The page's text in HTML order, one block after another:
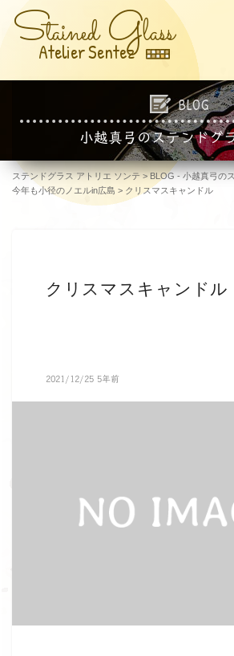
Stained Glass
Atelier Sentez
BLOG
小越真弓のステンドグ
ステンドグラス アトリエ ソンテ > BLOG - 小越真弓の
今年も小径のノエルin広島 > クリスマスキャンドル
クリスマスキャンドル
2021/12/25 5年前